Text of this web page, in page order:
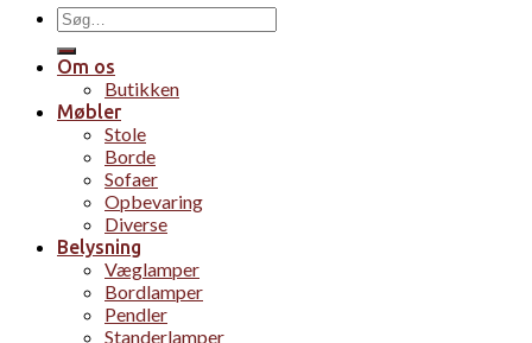
Søg
efter:
Om os
Butikken
Møbler
Stole
Borde
Sofaer
Opbevaring
Diverse
Belysning
Væglamper
Bordlamper
Pendler
Standerlamper